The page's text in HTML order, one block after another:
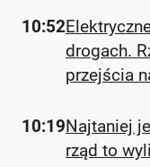
10:52
drogach.
przejścia
10:19Najtaniej
rząd to